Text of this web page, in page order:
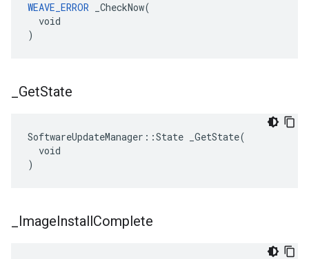
WEAVE_ERROR _CheckNow(
  void
)
GetState
SoftwareUpdateManager::State _GetState(
  void
)
ImageInstallComplete